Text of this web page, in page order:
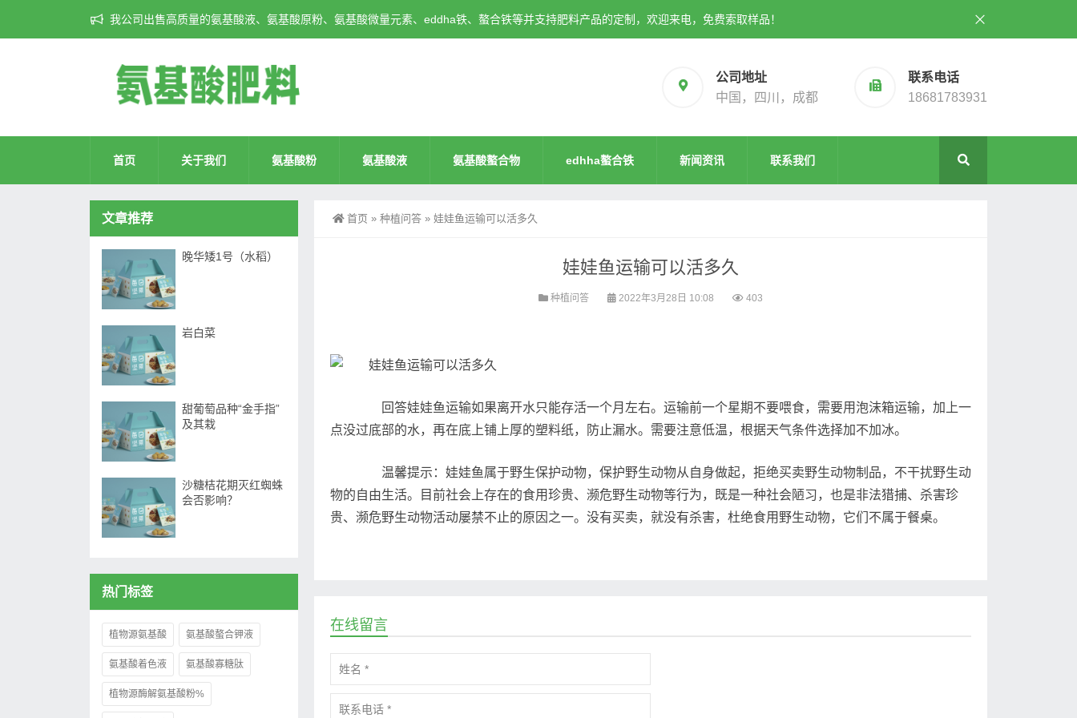
我公司出售高质量的氨基酸液、氨基酸原粉、氨基酸微量元素、eddha铁、螯合铁等并支持肥料产品的定制，欢迎来电，免费索取样品！
公司地址
中国，四川，成都
联系电话
18681783931
首页 关于我们 氨基酸粉 氨基酸液 氨基酸螯合物 edhha螯合铁 新闻资讯 联系我们
首页 » 种植问答 » 娃娃鱼运输可以活多久
娃娃鱼运输可以活多久
种植问答 2022年3月28日 10:08 403
回答娃娃鱼运输如果离开水只能存活一个月左右。运输前一个星期不要喂食，需要用泡沫箱运输，加上一
点没过底部的水，再在底上铺上厚的塑料纸，防止漏水。需要注意低温，根据天气条件选择加不加冰。
温馨提示：娃娃鱼属于野生保护动物，保护野生动物从自身做起，拒绝买卖野生动物制品，不干扰野生动
物的自由生活。目前社会上存在的食用珍贵、濒危野生动物等行为，既是一种社会陋习，也是非法猎捕、杀害珍
贵、濒危野生动物活动屡禁不止的原因之一。没有买卖，就没有杀害，杜绝食用野生动物，它们不属于餐桌。
在线留言
文章推荐
晚华矮1号（水稻）
岩白菜
甜葡萄品种“金手指”
及其栽
沙糖桔花期灭红蜘蛛
会否影响？
热门标签
植物源氨基酸 氨基酸螯合钾液
氨基酸着色液 氨基酸寡糖肽
植物源酶解氨基酸粉%